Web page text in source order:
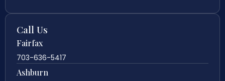
Call Us
Fairfax
703-636-5417
Ashburn